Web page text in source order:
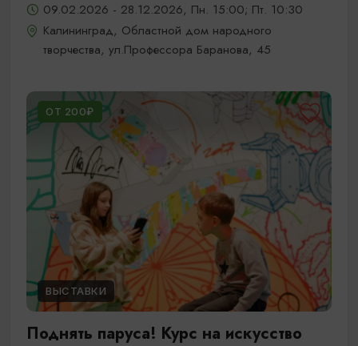
09.02.2026 - 28.12.2026, Пн. 15:00; Пт. 10:30
Калининград, Областной дом народного
творчества, ул.Профессора Баранова, 45
ОТ 200₽
ВЫСТАВКИ
Поднять паруса! Курс на искусство